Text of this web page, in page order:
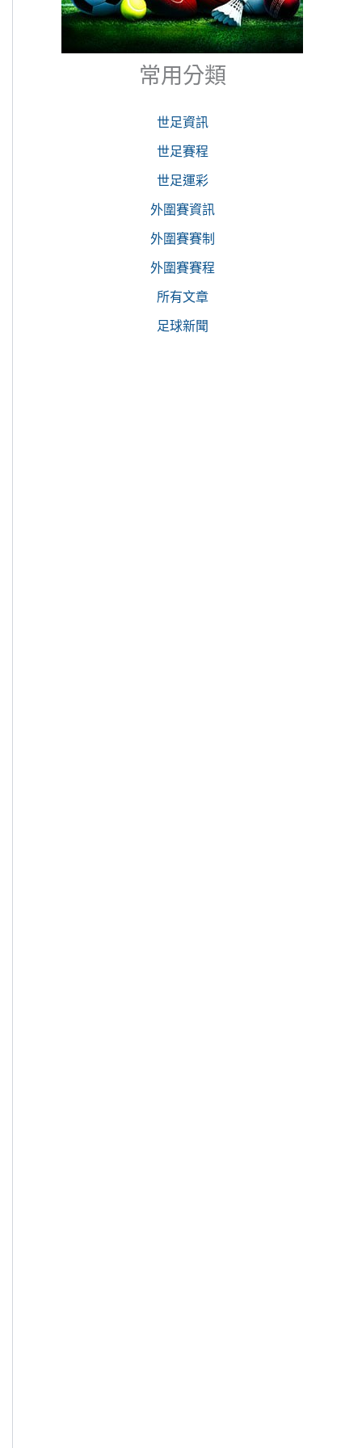
常用分類
世足資訊
世足賽程
世足運彩
外圍賽資訊
外圍賽賽制
外圍賽賽程
所有文章
足球新聞